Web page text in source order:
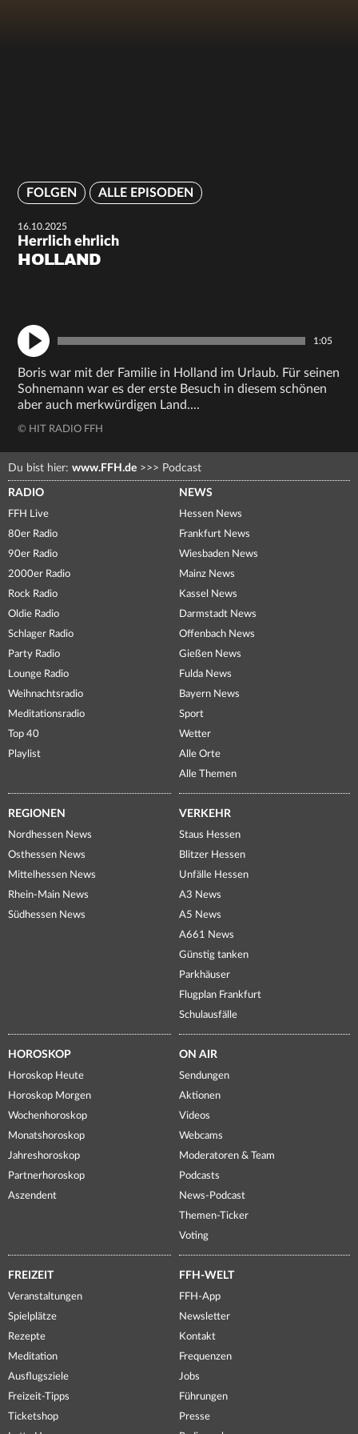
FOLGEN ALLE EPISODEN
16.10.2025
Herrlich ehrlich
HOLLAND
1:05
Boris war mit der Familie in Holland im Urlaub. Für seinen
Sohnemann war es der erste Besuch in diesem schönen
aber auch merkwürdigen Land....
© HIT RADIO FFH
Du bist hier: www.FFH.de >>> Podcast
RADIO
FFH Live
80er Radio
90er Radio
2000er Radio
Rock Radio
Oldie Radio
Schlager Radio
Party Radio
Lounge Radio
Weihnachtsradio
Meditationsradio
Top 40
Playlist
NEWS
Hessen News
Frankfurt News
Wiesbaden News
Mainz News
Kassel News
Darmstadt News
Offenbach News
Gießen News
Fulda News
Bayern News
Sport
Wetter
Alle Orte
Alle Themen
REGIONEN
Nordhessen News
Osthessen News
Mittelhessen News
Rhein-Main News
Südhessen News
VERKEHR
Staus Hessen
Blitzer Hessen
Unfälle Hessen
A3 News
A5 News
A661 News
Günstig tanken
Parkhäuser
Flugplan Frankfurt
Schulausfälle
HOROSKOP
Horoskop Heute
Horoskop Morgen
Wochenhoroskop
Monatshoroskop
Jahreshoroskop
Partnerhoroskop
Aszendent
ON AIR
Sendungen
Aktionen
Videos
Webcams
Moderatoren & Team
Podcasts
News-Podcast
Themen-Ticker
Voting
FREIZEIT
Veranstaltungen
Spielplätze
Rezepte
Meditation
Ausflugsziele
Freizeit-Tipps
Ticketshop
FFH-WELT
FFH-App
Newsletter
Kontakt
Frequenzen
Jobs
Führungen
Presse